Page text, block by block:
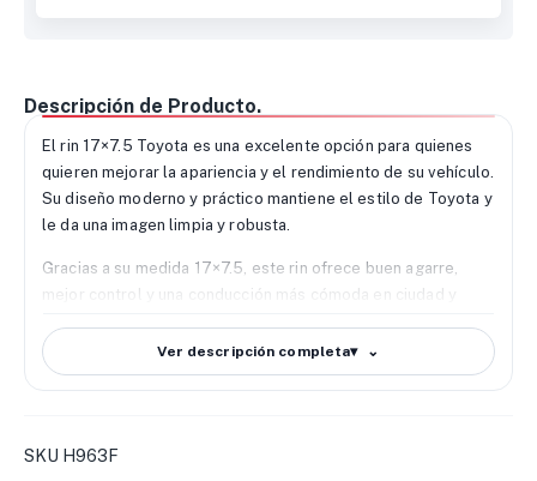
Descripción de Producto.
El rin 17×7.5 Toyota es una excelente opción para quienes
quieren mejorar la apariencia y el rendimiento de su vehículo.
Su diseño moderno y práctico mantiene el estilo de Toyota y
le da una imagen limpia y robusta.
Gracias a su medida 17×7.5, este rin ofrece buen agarre,
mejor control y una conducción más cómoda en ciudad y
confort y respuesta al manejar.
Está hecho con materiales de alta calidad, por lo que ofrece
Ver descripción completa▾
SKU H963F